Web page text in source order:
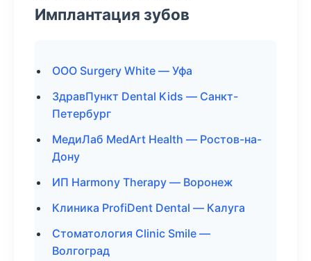
Имплантация зубов
ООО Surgery White — Уфа
ЗдравПункт Dental Kids — Санкт-
Петербург
МедиЛаб MedArt Health — Ростов-на-
Дону
ИП Harmony Therapy — Воронеж
Клиника ProfiDent Dental — Калуга
Стоматология Clinic Smile —
Волгоград